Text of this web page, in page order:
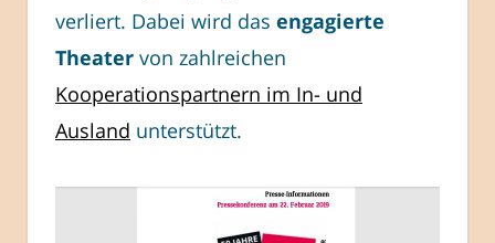
verliert. Dabei wird das engagierte
Theater von zahlreichen
Kooperationspartnern im In- und
Ausland unterstützt.